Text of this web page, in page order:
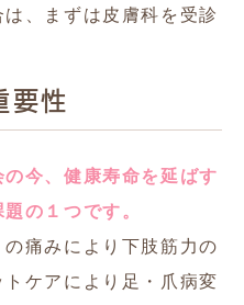
、まずは皮膚科を受診
要性
今、健康寿命を延ばす
の１つです。
痛みにより下肢筋力の
ケアにより足・爪病変